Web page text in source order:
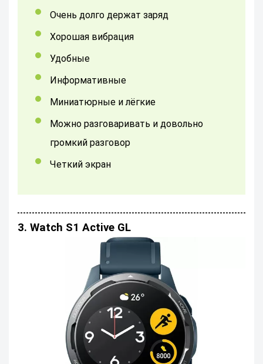
очень долго держат заряд
хорошая вибрация
удобные
информативные
миниатюрные и лёгкие
можно разговаривать и довольно
громкий разговор
четкий экран
3. Watch S1 Active GL